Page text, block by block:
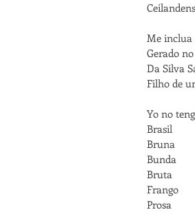
Me inclua
Gerado
Da Silva
Filho de
Yo no
Brasil
Bruna
Bunda
Bruta
Frango
Prosa